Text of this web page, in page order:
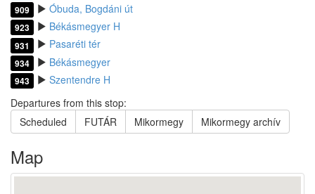
909 Óbuda, Bogdáni út
923 Békásmegyer H
931 Pasaréti tér
934 Békásmegyer
943
Szentendre H
Departures from this stop:
Scheduled
FUTÁR Mikormegy Mikormegy archív
Map